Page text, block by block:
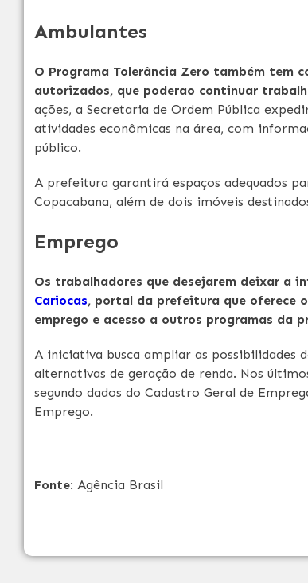
Ambulantes
O Programa Tolerância Zero também tem
autorizados, que poderão continuar
ações, a Secretaria de Ordem Pública
atividades econômicas na área, com
público.
A prefeitura garantirá espaços adequados
Copacabana, além de dois imóveis
Emprego
Os trabalhadores que desejarem deixar a
Cariocas, portal da prefeitura que oferece
emprego e acesso a outros programas da
A iniciativa busca ampliar as
alternativas de geração de renda. Nos
segundo dados do Cadastro Geral de
Emprego.
Fonte: Agência Brasil